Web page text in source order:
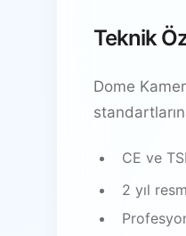
Teknik
Dome
CE ve
2 yıl